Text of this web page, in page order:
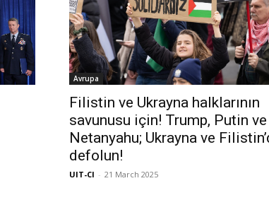
Avrupa
Filistin ve Ukrayna halklarının
savunusu için! Trump, Putin ve
Netanyahu; Ukrayna ve
defolun!
UIT-CI - 21 March 2025